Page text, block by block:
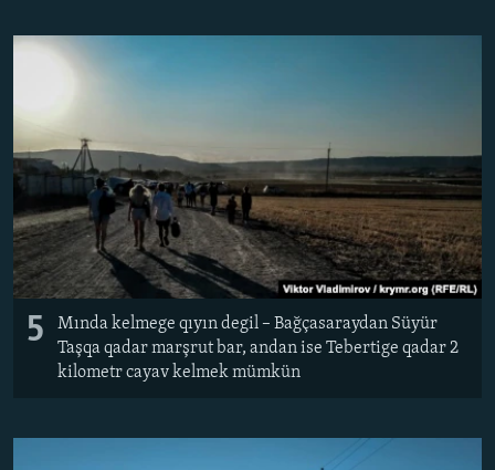
5
Mında kelmege qıyın degil – Bağçasaraydan Süyür
Taşqa qadar marşrut bar, andan ise Tebertige qadar 2
kilometr cayav kelmek mümkün